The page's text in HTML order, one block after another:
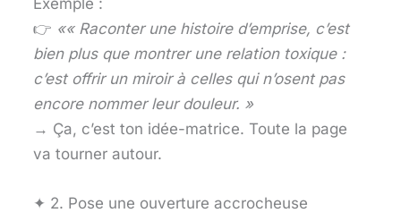
👉 «« Raconter une histoire d’emprise, c’est
bien plus que montrer une relation toxique :
c’est offrir un miroir à celles qui n’osent pas
encore nommer leur douleur. »
→ Ça, c’est ton idée-matrice. Toute la page
va tourner autour.
✦ 2. Pose une ouverture accrocheuse